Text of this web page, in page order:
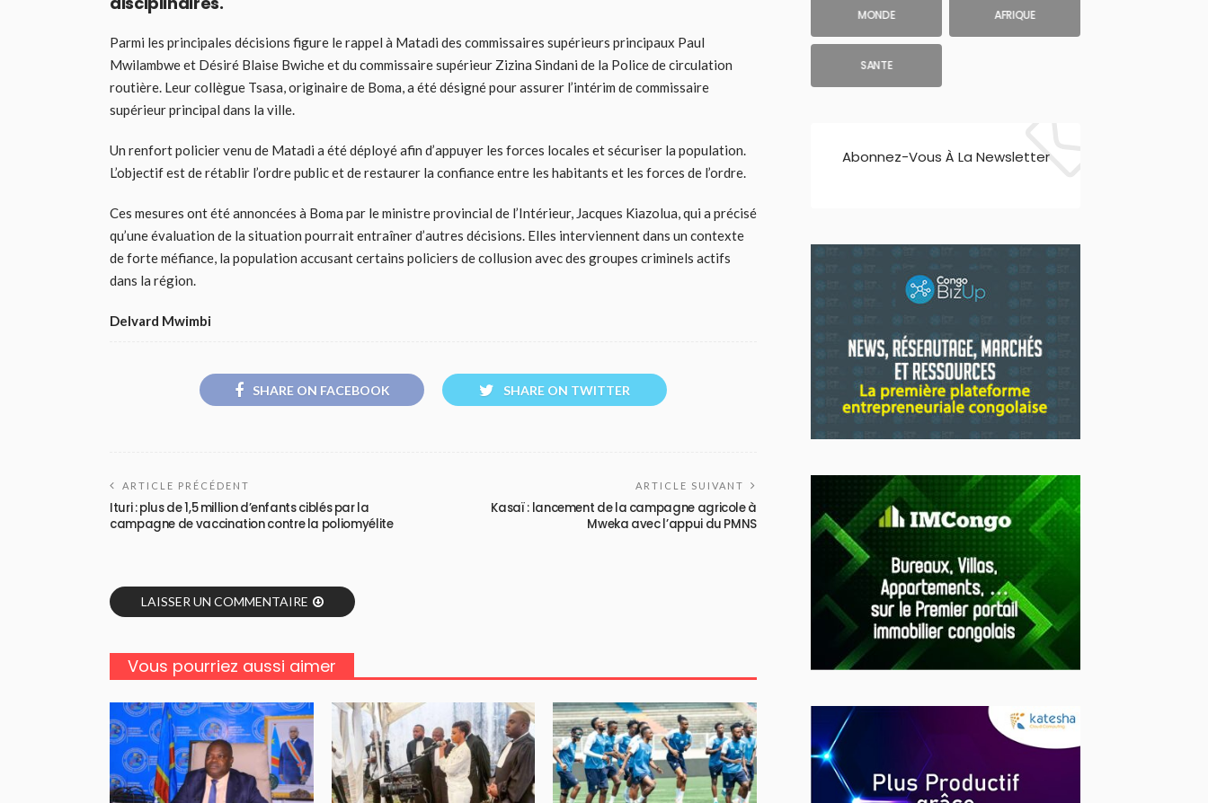
Parmi les principales décisions figure le rappel à Matadi des commissaires supérieurs principaux Paul
Mwilambwe et Désiré Blaise Bwiche et du commissaire supérieur Zizina Sindani de la Police de circulation
routière. Leur collègue Tsasa, originaire de Boma, a été désigné pour assurer l’intérim de commissaire
supérieur principal dans la ville.
Un renfort policier venu de Matadi a été déployé afin d’appuyer les forces locales et sécuriser la population.
L’objectif est de rétablir l’ordre public et de restaurer la confiance entre les habitants et les forces de l’ordre.
Ces mesures ont été annoncées à Boma par le ministre provincial de l’Intérieur, Jacques Kiazolua, qui a précisé
qu’une évaluation de la situation pourrait entraîner d’autres décisions. Elles interviennent dans un contexte
de forte méfiance, la population accusant certains policiers de collusion avec des groupes criminels actifs
dans la région.
Delvard Mwimbi
SHARE ON FACEBOOK SHARE ON TWITTER
ARTICLE PRÉCÉDENT
Ituri : plus de 1,5 million d’enfants ciblés par la
campagne de vaccination contre la poliomyélite
ARTICLE SUIVANT
Kasaï : lancement de la campagne agricole à
Mweka avec l’appui du PMNS
LAISSER UN COMMENTAIRE
Vous pourriez aussi aimer
MONDE AFRIQUE
SANTE
Abonnez-Vous À La Newsletter